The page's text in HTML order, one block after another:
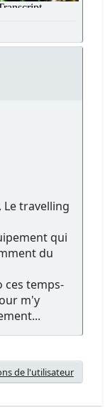
Le travelling
qui
du
ces temps-
m'y
de l'utilisateur